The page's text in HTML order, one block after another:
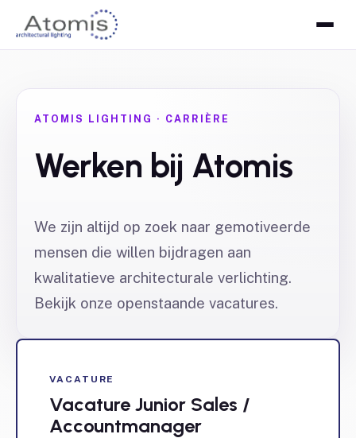
ATOMIS LIGHTING · CARRIÈRE
Werken bij Atomis
We zijn altijd op zoek naar gemotiveerde
mensen die willen bijdragen aan
kwalitatieve architecturale verlichting.
Bekijk onze openstaande vacatures.
VACATURE
Vacature Junior Sales /
Accountmanager